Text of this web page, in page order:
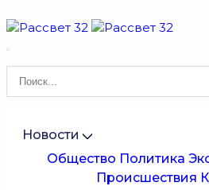
Новости
Общество Политика
Происшествия